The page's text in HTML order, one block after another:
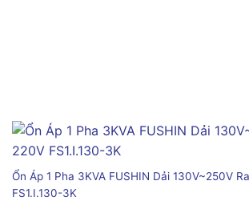
Ổn Áp 1 Pha 3KVA FUSHIN Dải 130V~250V
FS1.I.130-3K